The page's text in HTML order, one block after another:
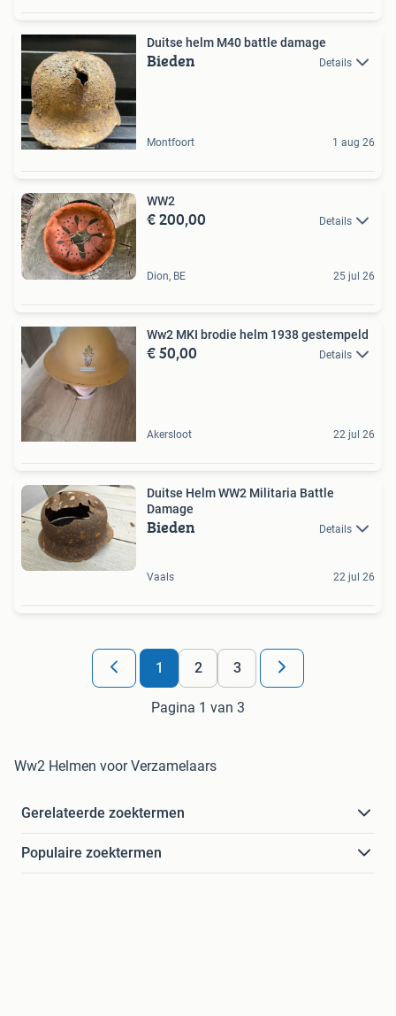
Duitse helm M40 battle damage
Bieden Details
Montfoort 1 aug 26
WW2
€ 200,00 Details
Dion, BE 25 jul 26
Ww2 MKI brodie helm 1938 gestempeld
€ 50,00 Details
Akersloot 22 jul 26
Duitse Helm WW2 Militaria Battle
Damage
Bieden Details
Vaals 22 jul 26
1 2 3
Pagina 1 van 3
Ww2 Helmen voor Verzamelaars
Gerelateerde zoektermen
Populaire zoektermen